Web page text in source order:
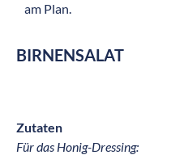
am Plan.
BIRNENSALAT
Zutaten
Für das Honig-Dressing: